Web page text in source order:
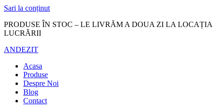
Sari la conținut
PRODUSE ÎN STOC – LE LIVRĂM A DOUA ZI LA LOCAȚIA
LUCRĂRII
ANDEZIT
Acasa
Produse
Despre Noi
Blog
Contact